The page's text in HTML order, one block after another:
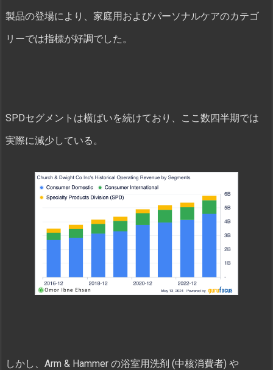
製品の登場により、家庭用およびパーソナルケアのカテゴ
リーでは指標が好調でした。
SPDセグメントは横ばいを続けており、ここ数四半期では
実際に減少している。
しかし、Arm & Hammer の浴室用洗剤 (中核消費者) や